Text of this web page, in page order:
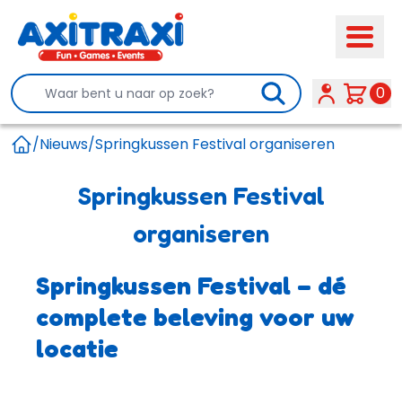
Search 0
/Nieuws/Springkussen Festival organiseren
Springkussen Festival
organiseren
Springkussen Festival – dé
complete beleving voor uw
locatie